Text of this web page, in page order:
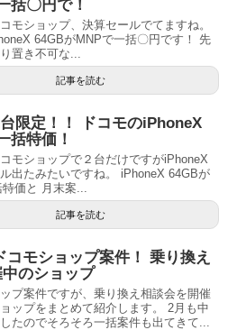
括〇円で！
モショップ、決算セールでてますね。
64GBがMNPで一括〇円です！ 先
置き不可な...
記事を読む
限定！！ ドコモのiPhoneX
括特価！
モショップで２台だけですがiPhoneX
出たみたいですね。 iPhoneX 64GBが
特価と 月末案...
記事を読む
コモショップ案件！ 乗り換え
のショップ
プ案件ですが、乗り換え相談会を開催
ップをまとめて紹介します。 2月も中
たのでそろそろ一括案件も出てきて...